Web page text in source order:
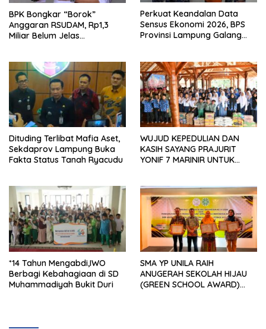
BPK Bongkar “Borok”
Anggaran RSUDAM, Rp1,3
Miliar Belum Jelas
Perkuat Keandalan Data
Sensus Ekonomi 2026, BPS
Provinsi Lampung Galang
Dituding Terlibat Mafia Aset,
Sekdaprov Lampung Buka
Fakta Status Tanah Ryacudu
WUJUD KEPEDULIAN DAN
KASIH SAYANG PRAJURIT
YONIF 7 MARINIR UNTUK
*14 Tahun Mengabdi,IWO
Berbagi Kebahagiaan di SD
Muhammadiyah Bukit Duri
SMA YP UNILA RAIH
ANUGERAH SEKOLAH HIJAU
(GREEN SCHOOL AWARD)